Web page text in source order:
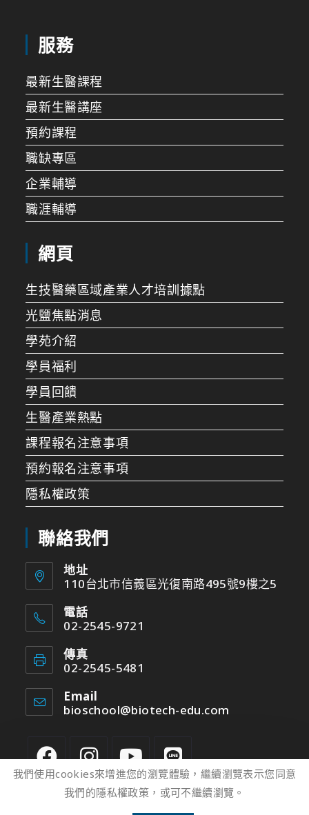
服務
最新生醫課程
最新生醫講座
預約課程
職缺專區
企業輔導
職涯輔導
網頁
生技醫藥區域產業人才培訓據點
光鹽焦點消息
學苑介紹
學員福利
學員回饋
生醫產業熱點
課程報名注意事項
預約報名注意事項
隱私權政策
聯絡我們
地址
110台北市信義區光復南路495號9樓之5
電話
02-2545-9721
傳真
02-2545-5481
Email
bioschool@biotech-edu.com
我們使用cookies來增進您的瀏覽體驗，繼續瀏覽表示您同意
我們的隱私權政策，或可不繼續瀏覽。